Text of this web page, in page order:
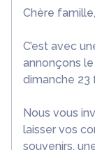
Chère
C’est avec
annonçons
dimanche 23
Nous vous
laisser vos
souvenirs,